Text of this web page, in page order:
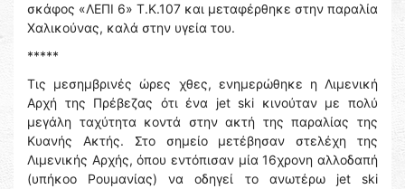
σκάφος «ΛΕΠΙ 6» Τ.Κ.107 και μεταφέρθηκε στην παραλία
Χαλικούνας, καλά στην υγεία του.
*****
Τις μεσημβρινές ώρες χθες, ενημερώθηκε η Λιμενική
Αρχή της Πρέβεζας ότι ένα jet ski κινούταν με πολύ
μεγάλη ταχύτητα κοντά στην ακτή της παραλίας της
Κυανής Ακτής. Στο σημείο μετέβησαν στελέχη της
Λιμενικής Αρχής, όπου εντόπισαν μία 16χρονη αλλοδαπή
(υπήκοο Ρουμανίας) να οδηγεί το ανωτέρω jet ski